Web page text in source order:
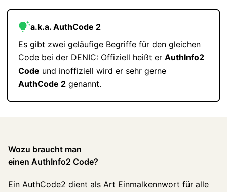
a.k.a. AuthCode 2
Es gibt zwei geläufige Begriffe für den gleichen
Code bei der DENIC: Offiziell heißt er AuthInfo2
Code und inoffiziell wird er sehr gerne
AuthCode 2 genannt.
Wozu braucht man
einen AuthInfo2 Code?
Ein AuthCode2 dient als Art Einmalkennwort für alle